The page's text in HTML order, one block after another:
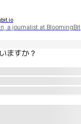
a journalist at BloomingBit
ますか？